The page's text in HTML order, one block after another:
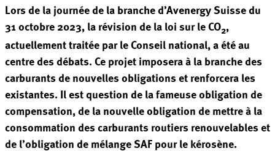
Lors de la journée de la branche d’Avenergy Suisse du
31 octobre 2023, la révision de la loi sur le CO2,
actuellement traitée par le Conseil national, a été au
centre des débats. Ce projet imposera à la branche des
carburants de nouvelles obligations et renforcera les
existantes. Il est question de la fameuse obligation de
compensation, de la nouvelle obligation de mettre à la
consommation des carburants routiers renouvelables et
de l’obligation de mélange SAF pour le kérosène.